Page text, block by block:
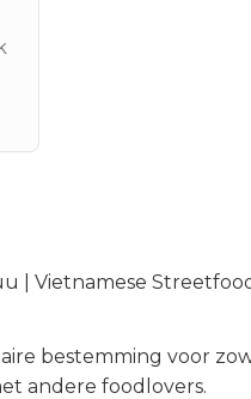
| Vietnamese
bestemming voor
andere foodlovers.